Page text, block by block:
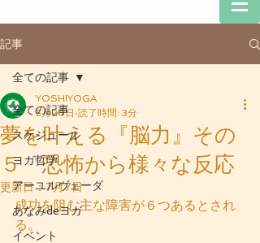
記事
全ての記事
スケジュール
ヨガ哲学
アーユルヴェーダ
あなみdeヨガ
イベント
全ての記事
夢を叶える『脳力』その
５ 恐怖から様々な反応
YOSHIYOGA
5月26日 読了時間: 3分
更新日：7月7日
成功を阻む主な障害が６つあるとされ
る。